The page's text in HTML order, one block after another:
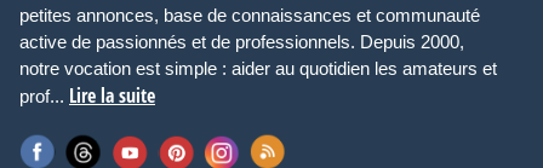
petites annonces, base de connaissances et communauté
active de passionnés et de professionnels. Depuis 2000,
notre vocation est simple : aider au quotidien les amateurs et
prof... Lire la suite